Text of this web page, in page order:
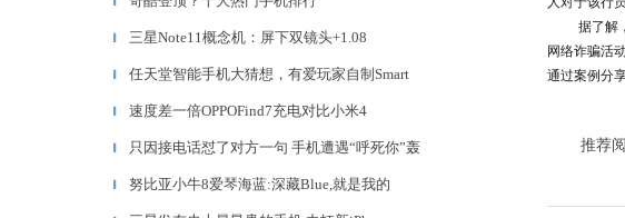
▎
▎ 三星Note11概念机：屏下双镜头+1.08
▎ 任天堂智能手机大猜想，有爱玩家自制Smart
▎ 速度差一倍OPPOFind7充电对比小米4
▎ 只因接电话怼了对方一句 手机遭遇“呼死你”轰
▎ 努比亚小牛8爱琴海蓝:深藏Blue,就是我的
据了解
网络诈骗活
通过案例分
推荐